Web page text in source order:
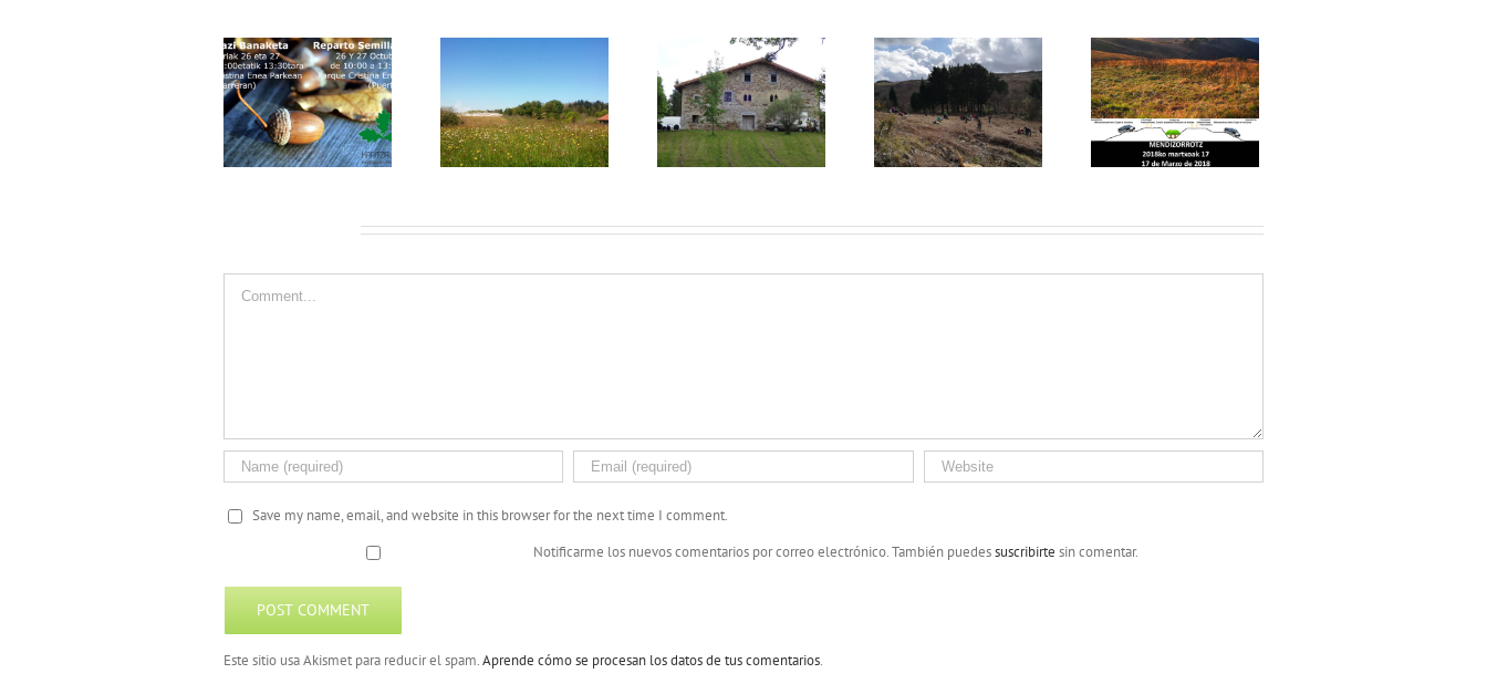
Save my name, email, and website in this browser for the next time I comment.
Notificarme los nuevos comentarios por correo electrónico. También puedessuscribirte sin comentar.
Este sitio usa Akismet para reducir el spam.Aprende cómo se procesan los datos de tus comentarios.